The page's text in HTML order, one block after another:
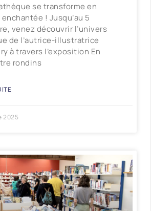
se transforme en
! Jusqu’au 5
venez découvrir l’univers
de l’autrice-illustratrice
à travers l’exposition En
rondins
2025